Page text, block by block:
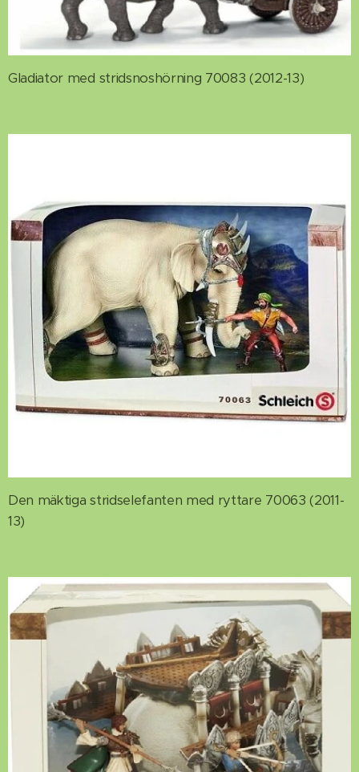
Gladiator med stridsnoshörning 70083 (2012-13)
Den mäktiga stridselefanten med ryttare 70063 (2011-
13)